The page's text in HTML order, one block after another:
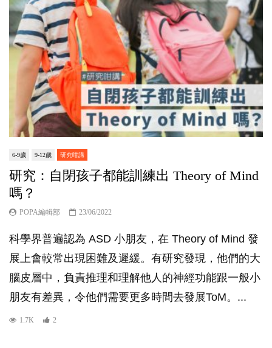
6-9歲 9-12歲 研究咁講
研究：自閉孩子都能訓練出 Theory of Mind
嗎？
POPA編輯部 23/06/2022
科學界普遍認為 ASD 小朋友，在 Theory of Mind 發
展上會較常出現困難及遲緩。有研究發現，他們的大
腦皮層中，負責推理和理解他人的神經功能跟一般小
朋友有差異，令他們需要更多時間去發展ToM。...
1.7K 2